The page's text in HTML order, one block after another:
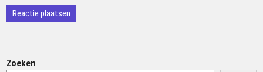
Zoeken